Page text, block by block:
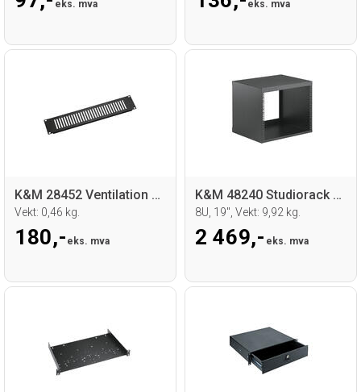
eks. mva eks. mva
K&M 28452 Ventilation panel
Vekt: 0,46 kg.
180,- eks. mva
K&M 48240 Studiorack 8U
8U, 19", Vekt: 9,92 kg.
2 469,- eks. mva